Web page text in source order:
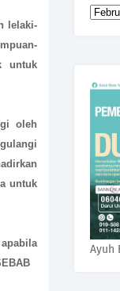
lelaki-
untuk
oleh
untuk
Ayuh